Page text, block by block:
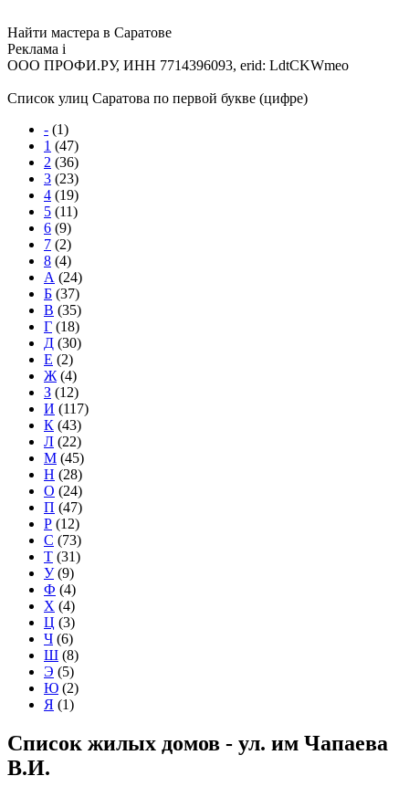
Найти мастера в Саратове
Реклама i
ООО ПРОФИ.РУ, ИНН 7714396093, erid: LdtCKWmeo
Список улиц Саратова по первой букве (цифре)
- (1)
1 (47)
2 (36)
3 (23)
4 (19)
5 (11)
6 (9)
7 (2)
8 (4)
А (24)
Б (37)
В (35)
Г (18)
Д (30)
Е (2)
Ж (4)
З (12)
И (117)
К (43)
Л (22)
М (45)
Н (28)
О (24)
П (47)
Р (12)
С (73)
Т (31)
У(9)
Ф (4)
Х (4)
Ц (3)
Ч (6)
Ш (8)
Э (5)
Ю (2)
Я (1)
Список жилых домов - ул. им Чапаева
В.И.